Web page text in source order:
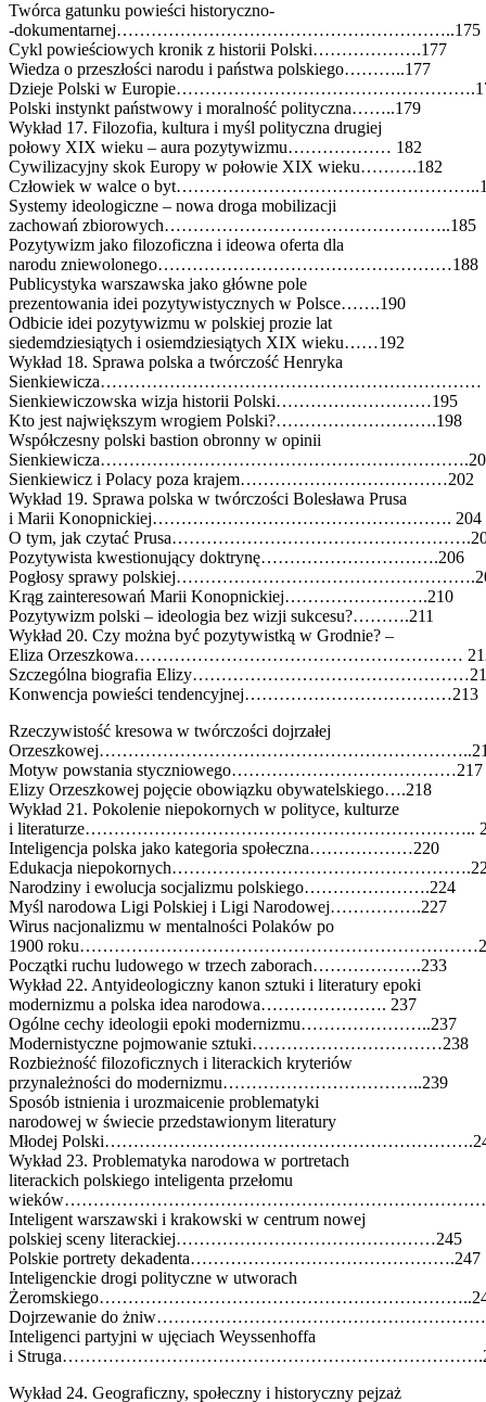
Twórca gatunku powieści historyczno-
-dokumentarnej…………………………………………………..175
Cykl powieściowych kronik z historii Polski……………….177
Wiedza o przeszłości narodu i państwa polskiego………..177
Dzieje Polski w
Polski instynkt państwowy i moralność polityczna……..179
Wykład 17. Filozofia, kultura i myśl polityczna drugiej
połowy XIX wieku – aura pozytywizmu……………… 182
Cywilizacyjny skok Europy w połowie XIX wieku……….182
Człowiek w walce o
Systemy ideologiczne – nowa droga mobilizacji
zachowań zbiorowych…………………………………………..185
Pozytywizm jako filozoficzna i ideowa oferta dla
narodu zniewolonego……………………………………………188
Publicystyka warszawska jako główne pole
prezentowania idei pozytywistycznych w Polsce…….190
Odbicie idei pozytywizmu w polskiej prozie lat
siedemdziesiątych i osiemdziesiątych XIX wieku……192
Wykład 18. Sprawa polska a twórczość Henryka
Sienkiewicza…………………………………………………………
Sienkiewiczowska wizja historii Polski………………………195
Kto jest największym wrogiem Polski?……………………….198
Współczesny polski bastion obronny w opinii
Sienkiewicz i Polacy poza krajem………………………………202
Wykład 19. Sprawa polska w twórczości Bolesława Prusa
i Marii Konopnickiej……………………………………………. 204
O tym, jak czytać
Pozytywista kwestionujący doktrynę………………………….206
Pogłosy sprawy
Krąg zainteresowań Marii Konopnickiej…………………….210
Pozytywizm polski – ideologia bez wizji sukcesu?……….211
Wykład 20. Czy można być pozytywistką w Grodnie? –
Eliza Orzeszkowa…………………………………………………
Szczególna biografia
Konwencja powieści tendencyjnej………………………………213
Rzeczywistość kresowa w twórczości dojrzałej
Motyw powstania styczniowego…………………………………217
Elizy Orzeszkowej pojęcie obowiązku obywatelskiego….218
Wykład 21. Pokolenie niepokornych w polityce, kulturze
i literaturze…………………………………………………………..
Inteligencja polska jako kategoria społeczna………………220
Edukacja
Narodziny i ewolucja socjalizmu polskiego………………….224
Myśl narodowa Ligi Polskiej i Ligi Narodowej…………….227
Wirus nacjonalizmu w mentalności Polaków po
1900
Początki ruchu ludowego w trzech zaborach……………….233
Wykład 22. Antyideologiczny kanon sztuki i literatury epoki
modernizmu a polska idea narodowa…………………. 237
Ogólne cechy ideologii epoki modernizmu…………………..237
Modernistyczne pojmowanie sztuki……………………………238
Rozbieżność filozoficznych i literackich kryteriów
przynależności do modernizmu……………………………..239
Sposób istnienia i urozmaicenie problematyki
narodowej w świecie przedstawionym literatury
Młodej
Wykład 23. Problematyka narodowa w portretach
literackich polskiego inteligenta przełomu
wieków………………………………………………………………….
Inteligent warszawski i krakowski w centrum nowej
polskiej sceny literackiej………………………………………245
Polskie portrety dekadenta……………………………………….247
Inteligenckie drogi polityczne w utworach
Dojrzewanie do
Inteligenci partyjni w ujęciach Weyssenhoffa
i
Wykład 24. Geograficzny, społeczny i historyczny pejzaż